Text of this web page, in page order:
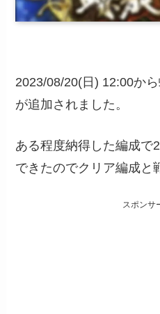
2023/08/20(日) 12:00か
が追加されました。
ある程度納得した編成で
できたのでクリア編成と
スポンサ